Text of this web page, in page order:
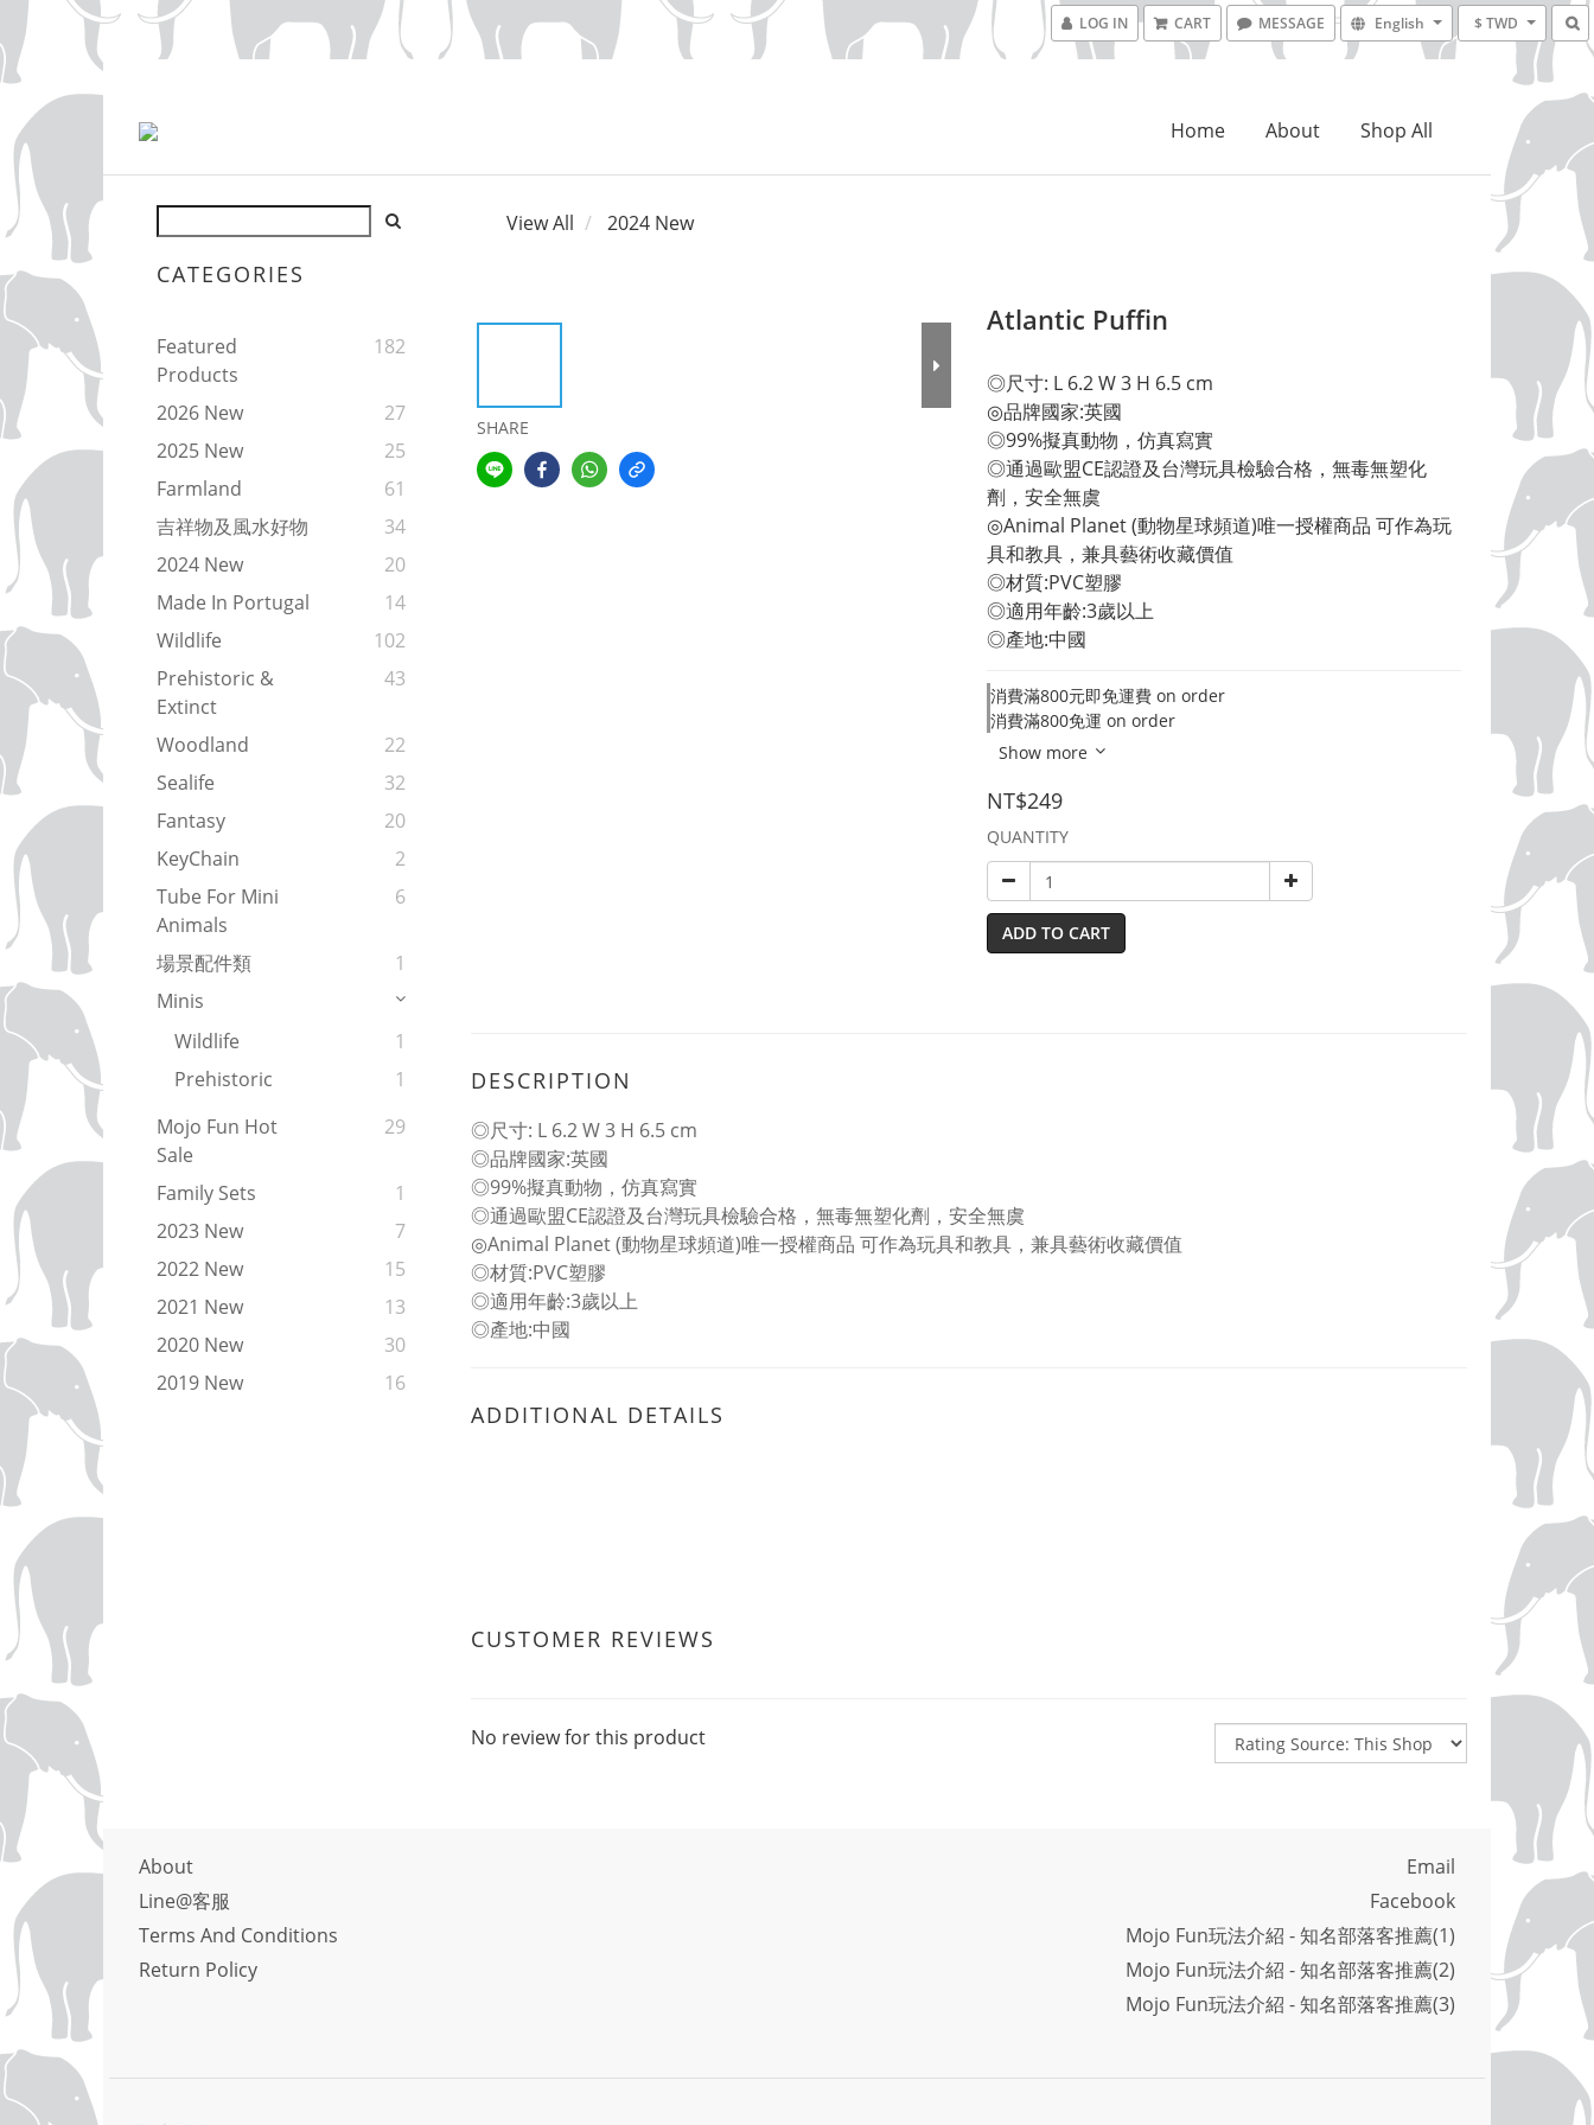
LOG IN CART MESSAGE English $ TWD
Home About Shop All
CATEGORIES
Featured
Products
182
2026 New
27
2025 New
25
Farmland
61
吉祥物及風水好物
34
2024 New
20
Made In Portugal
14
Wildlife
102
Prehistoric &
Extinct
43
Woodland
22
Sealife
32
Fantasy
20
KeyChain
2
Tube For Mini
Animals
6
場景配件類
1
Minis
Wildlife
1
Prehistoric
1
Mojo Fun Hot
Sale
29
Family Sets
1
2023 New
7
2022 New
15
2021 New
13
2020 New
30
2019 New
16
View All 2024 New
SHARE
Atlantic Puffin
◎尺寸: L 6.2 W 3 H 6.5 cm
◎品牌國家:英國
◎99%擬真動物，仿真寫實
◎通過歐盟CE認證及台灣玩具檢驗合格，無毒無塑化
劑，安全無虞
◎Animal Planet (動物星球頻道)唯一授權商品 可作為玩
具和教具，兼具藝術收藏價值
◎材質:PVC塑膠
◎適用年齡:3歲以上
◎產地:中國
消費滿800元即免運費 on order
消費滿800免運 on order
Show more
NT$249
QUANTITY
ADD TO CART
DESCRIPTION
◎尺寸: L 6.2 W 3 H 6.5 cm
◎品牌國家:英國
◎99%擬真動物，仿真寫實
◎通過歐盟CE認證及台灣玩具檢驗合格，無毒無塑化劑，安全無虞
◎Animal Planet (動物星球頻道)唯一授權商品 可作為玩具和教具，兼具藝術收藏價值
◎材質:PVC塑膠
◎適用年齡:3歲以上
◎產地:中國
ADDITIONAL DETAILS
CUSTOMER REVIEWS
No review for this product
About
Line@客服
Terms And Conditions
Return Policy
Email
Facebook
Mojo Fun玩法介紹 - 知名部落客推薦(1)
Mojo Fun玩法介紹 - 知名部落客推薦(2)
Mojo Fun玩法介紹 - 知名部落客推薦(3)